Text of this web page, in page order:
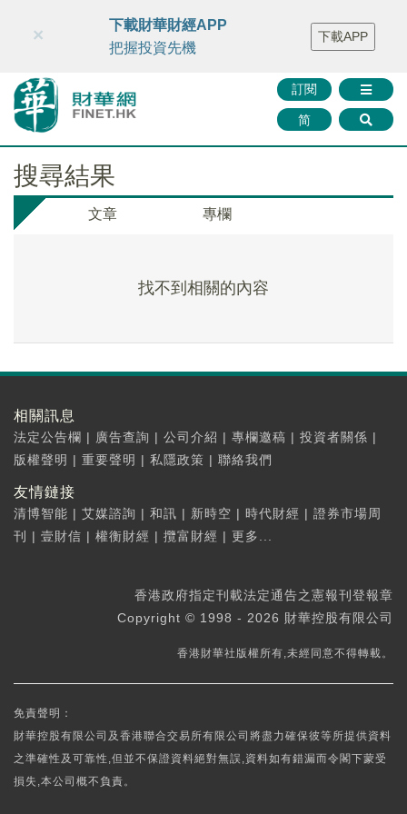
財華智庫網 FINTV FINMETA 財華證券 媒體矩陣
智庫沙龍
聯絡我們
訂閱
简
×
下載財華財經APP
把握投資先機
下載APP
搜尋結果
文章 專欄
找不到相關的內容
相關訊息
法定公告欄 | 廣告查詢 | 公司介紹 | 專欄邀稿 | 投資者關係 |
版權聲明 | 重要聲明 | 私隱政策 | 聯絡我們
友情鏈接
清博智能 | 艾媒諮詢 | 和訊 | 新時空 | 時代財經 | 證券市場周
刊
| 壹財信 | 權衡財經 | 攬富財經 | 更多...
香港政府指定刊載法定通告之憲報刊登報章
Copyright © 1998 - 2026 財華控股有限公司
香港財華社版權所有,未經同意不得轉載。
免責聲明：
財華控股有限公司及香港聯合交易所有限公司將盡力確保彼等所提供資料
之準確性及可靠性,但並不保證資料絕對無誤,資料如有錯漏而令閣下蒙受
損失,本公司概不負責。